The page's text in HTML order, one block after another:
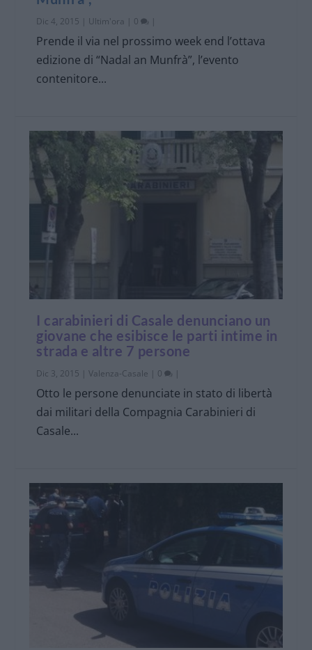
Dic 4, 2015 Ultim'ora 0
Prende il via nel prossimo week end l’ottava
edizione di “Nadal an Munfrà”, l’evento
contenitore...
I carabinieri di Casale denunciano un
giovane che esibisce le parti intime in
strada e altre 7 persone
Dic 3, 2015 |Valenza-Casale 0
Otto le persone denunciate in stato di libertà
dai militari della Compagnia Carabinieri di
Casale...